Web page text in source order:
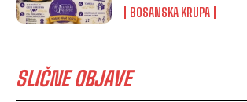
BOSANSKA KRUPA
SLIČNE OBJAVE